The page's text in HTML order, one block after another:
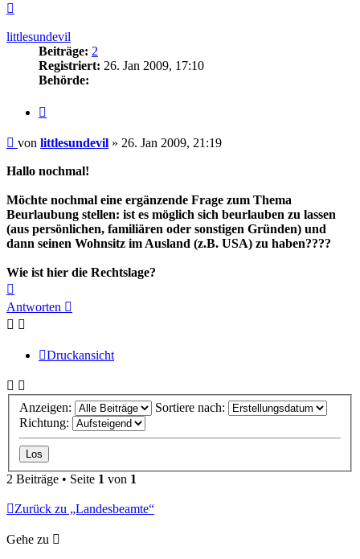
littlesundevil
Beiträge: 2
Registriert: 26. Jan 2009, 17:10
Behörde:
Beitrag
von littlesundevil » 26. Jan 2009, 21:19
Hallo nochmal!
Möchte nochmal eine ergänzende Frage zum Thema
Beurlaubung stellen: ist es möglich sich beurlauben zu lassen
(aus persönlichen, familiären oder sonstigen Gründen) und
dann seinen Wohnsitz im Ausland (z.B. USA) zu haben????
Wie ist hier die Rechtslage?
oben
Antworten
Druckansicht
Anzeigen:
Sortiere nach:
Richtung:
2 Beiträge • Seite 1 von 1
Zurück zu „Landesbeamte“
Gehe zu